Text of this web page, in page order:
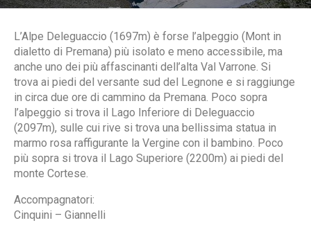
L’Alpe Deleguaccio (1697m) è forse l’alpeggio (Mont in
dialetto di Premana) più isolato e meno accessibile, ma
anche uno dei più affascinanti dell’alta Val Varrone. Si
trova ai piedi del versante sud del Legnone e si raggiunge
in circa due ore di cammino da Premana. Poco sopra
l’alpeggio si trova il Lago Inferiore di Deleguaccio
(2097m), sulle cui rive si trova una bellissima statua in
marmo rosa raffigurante la Vergine con il bambino. Poco
più sopra si trova il Lago Superiore (2200m) ai piedi del
monte Cortese.
Accompagnatori:
Cinquini – Giannelli